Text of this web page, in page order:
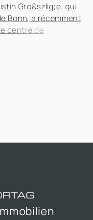
Gro&szlig;e, qui
Bonn, a récemment
centre de
de Kerpen-Horrem
passionnante
à l'efficacité